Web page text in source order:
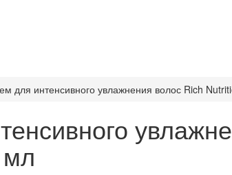
для интенсивного увлажнения волос Rich